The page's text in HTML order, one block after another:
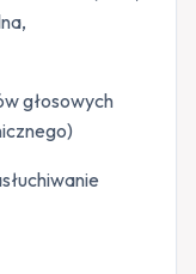
głosowych